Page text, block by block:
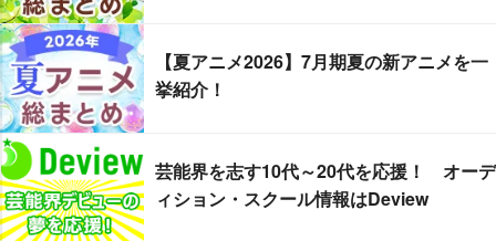
【夏アニメ2026】7月期夏の新アニメを一
挙紹介！
芸能界を志す10代～20代を応援！ オーデ
ィション・スクール情報はDeview